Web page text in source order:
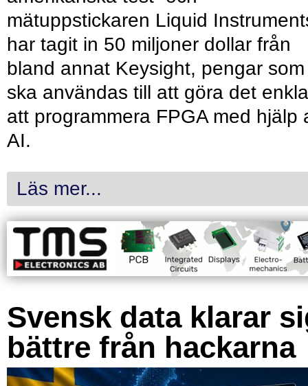
mätuppstickaren Liquid
har tagit in 50 miljoner dollar från
bland annat Keysight, pengar som
ska användas till att göra det
att programmera FPGA med hjälp
AI.
Läs mer...
Svensk data klarar
bättre från hackarna